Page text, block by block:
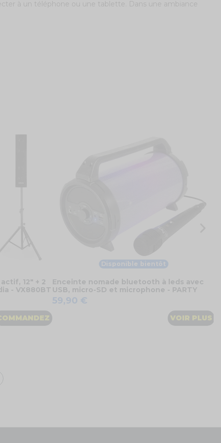
à un téléphone ou une tablette. Dans une ambiance
12" + 2
- VX880BT
Disponible bientôt
Enceinte nomade bluetooth à leds avec
USB, micro-SD et microphone - PARTY
59,90 €
VOIR PLUS